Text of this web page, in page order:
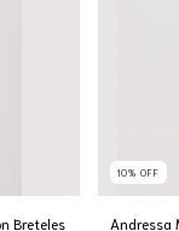
Breteles
10% OFF
Andressa